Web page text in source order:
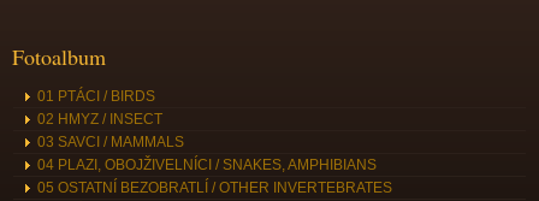
Fotoalbum
01 PTÁCI / BIRDS
02 HMYZ / INSECT
03 SAVCI / MAMMALS
04 PLAZI, OBOJŽIVELNÍCI / SNAKES, AMPHIBIANS
05 OSTATNÍ BEZOBRATLÍ / OTHER INVERTEBRATES